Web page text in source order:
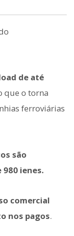
de até
que o torna
ferroviárias
são
ienes.
comercial
nos pagos.